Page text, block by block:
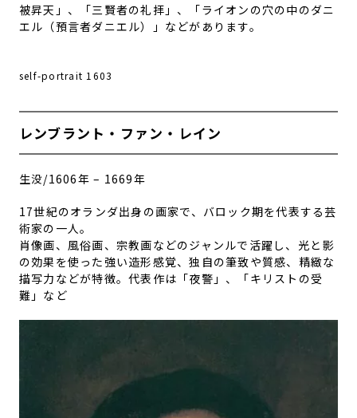
被昇天 」、「三賢者の礼拝」、「ライオンの穴の中のダニ
エル（預言者ダニエル）
」などがあります。
self-portrait 1603
レンブラント・ファン・レイン
生没/1606年 – 1669年
17世紀のオランダ出身の画家で、バロック期を代表する芸
術家の一人。
肖像画、風俗画、宗教画などのジャンルで活躍し、光と影
の効果を使った強い造形感覚、独自の筆致や質感、精緻な
描写力などが特徴。代表作は「夜警」、「キリストの受
難」など